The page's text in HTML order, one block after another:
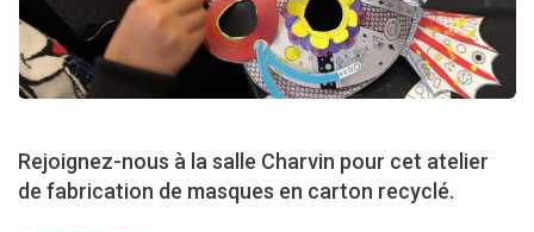
Rejoignez-nous à la salle Charvin pour cet atelier
de fabrication de masques en carton recyclé.